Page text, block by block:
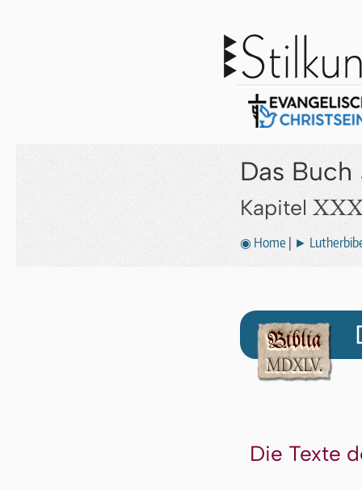
Das Buch
Kapitel
◉ Home ►
Die Texte